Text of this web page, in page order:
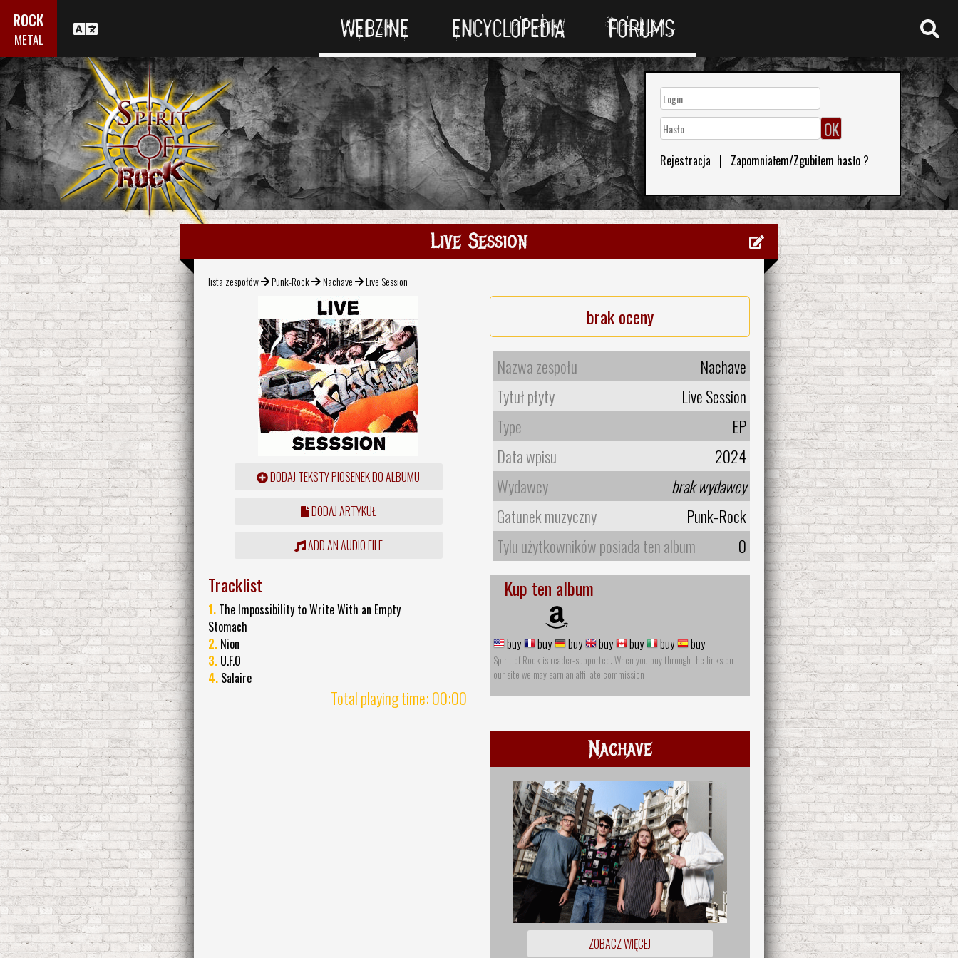
ROCK
METAL WEBZINE ENCYCLOPEDIA FORUMS
Rejestracja | Zapomniałem/Zgubiłem hasło ?
Live Session
lista zespołów Punk-Rock Nachave Live Session
DODAJ TEKSTY PIOSENEK DO ALBUMU
DODAJ ARTYKUŁ
ADD AN AUDIO FILE
brak oceny
Nazwa zespołu
Nachave
Tytuł płyty
Live Session
Type
EP
Data wpisu
2024
Wydawcy
brak wydawcy
Gatunek muzyczny
Punk-Rock
Tylu użytkowników posiada ten album
0
Tracklist
1. The Impossibility to Write With an Empty
Stomach
2. Nion
3. U.F.O
4. Salaire
Total playing time: 00:00
Kup ten album
buy buy buy buy buy buy buy
Spirit of Rock is reader-supported. When you buy through the links on
our site we may earn an affiliate commission
Nachave
ZOBACZ WIĘCEJ